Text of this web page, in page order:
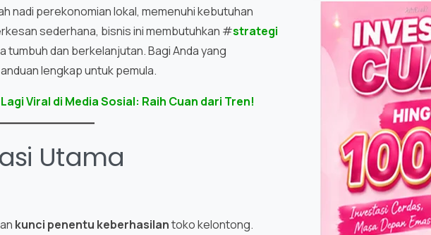
nadi perekonomian lokal, memenuhi kebutuhan
sederhana, bisnis ini membutuhkan #strategi
tumbuh dan berkelanjutan. Bagi Anda yang
lengkap untuk pemula.
Viral di Media Sosial: Raih Cuan dari Tren!
Utama
kunci penentu keberhasilantoko kelontong.